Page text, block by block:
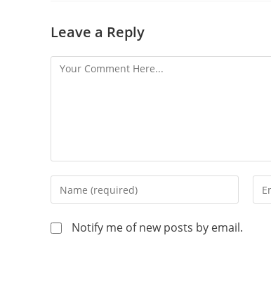
Leave a Reply
Notify me of new posts by email.